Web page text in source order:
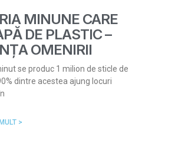
MINUNE CARE
DE PLASTIC –
OMENIRII
se produc 1 milion de sticle de
dintre acestea ajung locuri
>